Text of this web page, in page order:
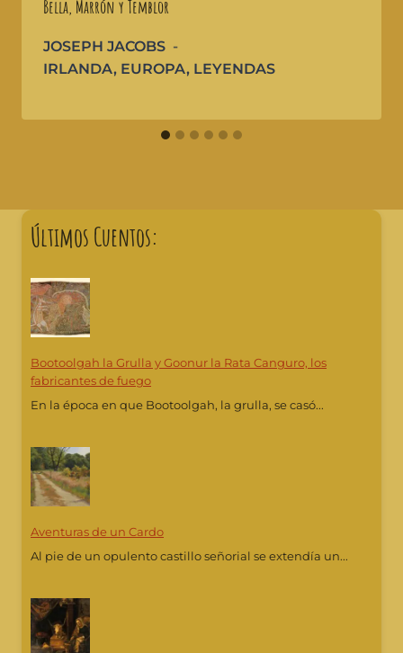
Bella, Marrón y Temblor
JOSEPH JACOBS
IRLANDA, EUROPA, LEYENDAS
Últimos Cuentos:
Bootoolgah la Grulla y Goonur la Rata Canguro, los
fabricantes de fuego
En la época en que Bootoolgah, la grulla, se casó...
Aventuras de un Cardo
Al pie de un opulento castillo señorial se extendía un...